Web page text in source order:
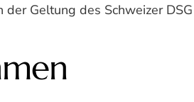
Geltung des Schweizer